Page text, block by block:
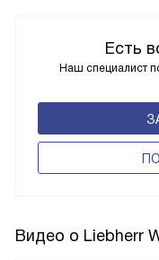
Есть
Наш специалист
Видео о Liebherr